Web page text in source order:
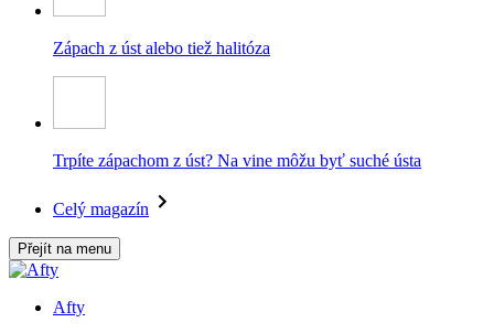
Zápach z úst alebo tiež halitóza
Trpíte zápachom z úst? Na vine môžu byť suché ústa
Celý magazín
Přejít na menu
Afty